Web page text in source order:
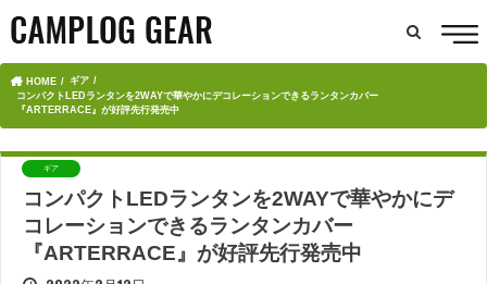
HOME
ギア
コンパクトLEDランタンを2WAYで華やかにデコレーションできるランタンカバー
『ARTERRACE』が好評先行発売中
ギア
コンパクトLEDランタンを2WAYで華やかにデ
コレーションできるランタンカバー
『ARTERRACE』が好評先行発売中